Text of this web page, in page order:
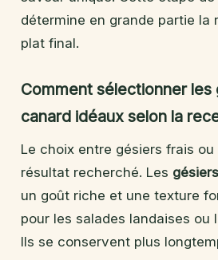
détermine en grande partie la
plat final.
Comment sélectionner les
canard idéaux selon la
Le choix entre gésiers frais
résultat recherché. Les
un goût riche et une texture
pour les salades landaises ou
Ils se conservent plus